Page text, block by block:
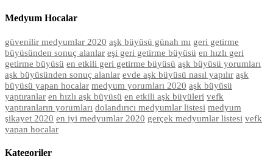
Medyum Hocalar
güvenilir medyumlar 2020 aşk büyüsü günah mı geri getirme
büyüsünden sonuç alanlar eşi geri getirme büyüsü en hızlı geri
getirme büyüsü en etkili geri getirme büyüsü aşk büyüsü yorumları
aşk büyüsünden sonuç alanlar evde aşk büyüsü nasıl yapılır aşk
büyüsü yapan hocalar medyum yorumları 2020 aşk büyüsü
yaptıranlar en hızlı aşk büyüsü en etkili aşk büyüleri vefk
yaptıranların yorumları dolandırıcı medyumlar listesi medyum
şikayet 2020 en iyi medyumlar 2020 gerçek medyumlar listesi vefk
yapan hocalar
Kategoriler